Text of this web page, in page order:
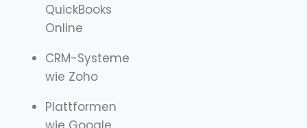
QuickBooks
Online
CRM-Systeme
wie Zoho
Plattformen